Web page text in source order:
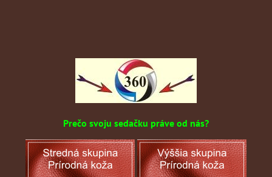
Prečo svoju sedačku práve od nás?